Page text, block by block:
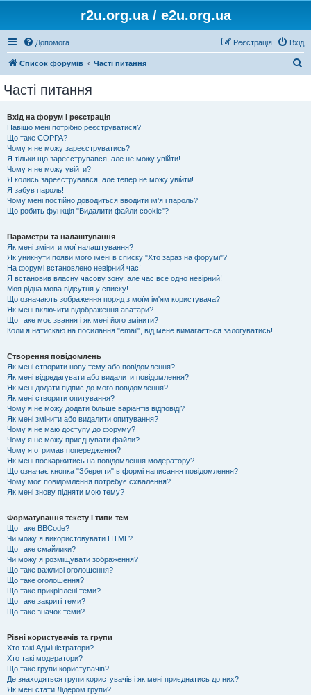
r2u.org.ua / e2u.org.ua
Допомога Вхід
Реєстрація
Список форумів Часті питання
Часті питання
Вхід на форум і реєстрація
Навіщо мені потрібно реєструватися?
Що таке COPPA?
Чому я не можу зареєструватись?
Я тільки що зареєструвався, але не можу увійти!
Чому я не можу увійти?
Я колись зареєструвався, але тепер не можу увійти!
Я забув пароль!
Чому мені постійно доводиться вводити ім’я і пароль?
Що робить функція "Видалити файли cookie"?
Параметри та налаштування
Як мені змінити мої налаштування?
Як уникнути появи мого імені в списку "Хто зараз на форумі"?
На форумі встановлено невірний час!
Я встановив власну часову зону, але час все одно невірний!
Моя рідна мова відсутня у списку!
Що означають зображення поряд з моїм ім'ям користувача?
Як мені включити відображення аватари?
Що таке моє звання і як мені його змінити?
Коли я натискаю на посилання "email", від мене вимагається залогуватись!
Створення повідомлень
Як мені створити нову тему або повідомлення?
Як мені відредагувати або видалити повідомлення?
Як мені додати підпис до мого повідомлення?
Як мені створити опитування?
Чому я не можу додати більше варіантів відповіді?
Як мені змінити або видалити опитування?
Чому я не маю доступу до форуму?
Чому я не можу приєднувати файли?
Чому я отримав попередження?
Як мені поскаржитись на повідомлення модератору?
Що означає кнопка "Зберегти" в формі написання повідомлення?
Чому моє повідомлення потребує схвалення?
Як мені знову підняти мою тему?
Форматування тексту і типи тем
Що таке BBCode?
Чи можу я використовувати HTML?
Що таке смайлики?
Чи можу я розміщувати зображення?
Що таке важливі оголошення?
Що таке оголошення?
Що таке прикріплені теми?
Що таке закриті теми?
Що таке значок теми?
Рівні користувачів та групи
Хто такі Адміністратори?
Хто такі модератори?
Що таке групи користувачів?
Де знаходяться групи користувачів і як мені приєднатись до них?
Як мені стати Лідером групи?